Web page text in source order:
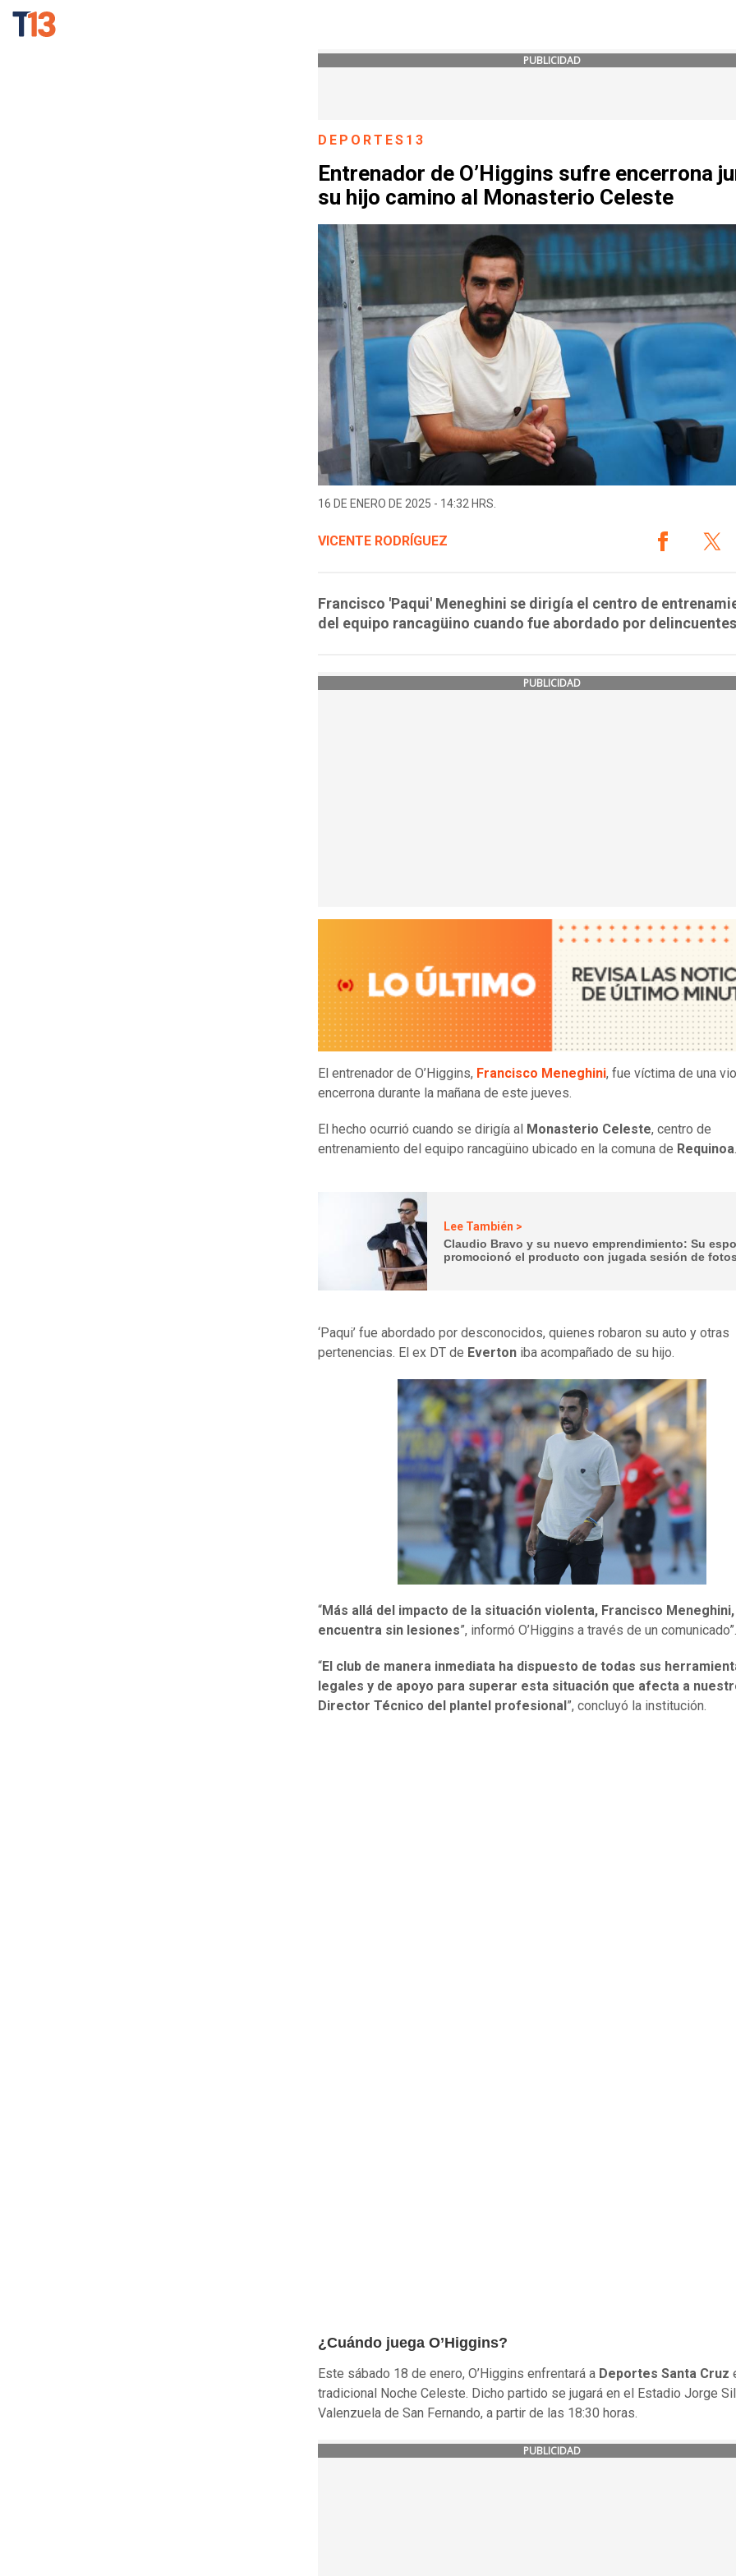
PUBLICIDAD
DEPORTES13
Entrenador de O’Higgins sufre encerrona
su hijo camino al Monasterio Celeste
16 DE ENERO DE 2025 - 14:32 HRS.
VICENTE RODRÍGUEZ
Francisco 'Paqui' Meneghini se dirigía el centro de
del equipo rancagüino cuando fue abordado por
PUBLICIDAD
El entrenador de O’Higgins, Francisco Meneghini, fue víctima de una
encerrona durante la mañana de este jueves.
El hecho ocurrió cuando se dirigía al Monasterio Celeste, centro de
entrenamiento del equipo rancagüino ubicado en la comuna de Requinoa.
Lee También >
Claudio Bravo y su nuevo emprendimiento: Su
promocionó el producto con jugada sesión de fotos
‘Paqui’ fue abordado por desconocidos, quienes robaron su auto y otras
pertenencias. El ex DT de Everton iba acompañado de su hijo.
“Más allá del impacto de la situación violenta, Francisco
encuentra sin lesiones”, informó O’Higgins a través de un comunicado”.
“El club de manera inmediata ha dispuesto de todas sus
legales y de apoyo para superar esta situación que afecta a
Director Técnico del plantel profesional ”, concluyó la institución.
¿Cuándo juega O’Higgins?
Este sábado 18 de enero, O’Higgins enfrentará a Deportes Santa Cruz
tradicional Noche Celeste. Dicho partido se jugará en el Estadio Jorge
Valenzuela de San Fernando, a partir de las 18:30 horas.
PUBLICIDAD